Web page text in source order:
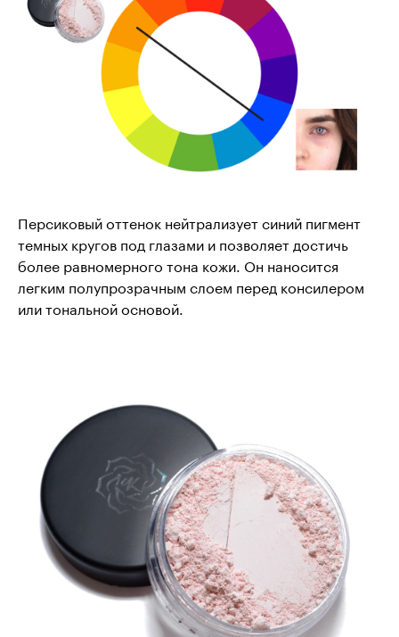
Персиковый оттенок нейтрализует синий пигмент
темных кругов под глазами и позволяет достичь
более равномерного тона кожи. Он наносится
легким полупрозрачным слоем перед консилером
или тональной основой.